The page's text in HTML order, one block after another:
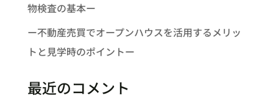
物検査の基本ー
ー不動産売買でオープンハウスを活用するメリッ
トと見学時のポイントー
最近のコメント